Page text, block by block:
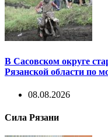
В Сасовском округе
Рязанской области по
08.08.2026
Сила Рязани